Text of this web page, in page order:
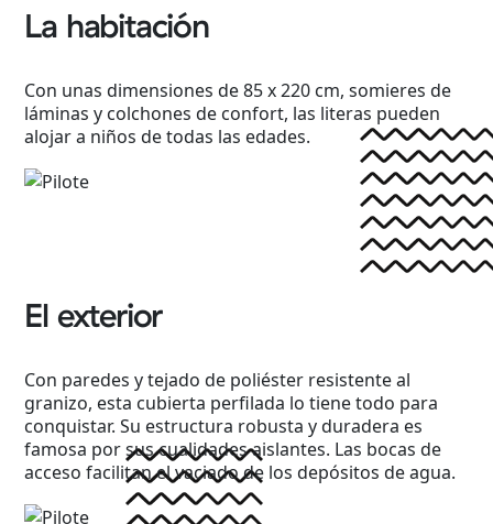
La habitación
Con unas dimensiones de 85 x 220 cm, somieres de
láminas y colchones de confort, las literas pueden
alojar a niños de todas las edades.
El exterior
Con paredes y tejado de poliéster resistente al
granizo, esta cubierta perfilada lo tiene todo para
conquistar. Su estructura robusta y duradera es
famosa por sus cualidades aislantes. Las bocas de
acceso facilitan el vaciado de los depósitos de agua.